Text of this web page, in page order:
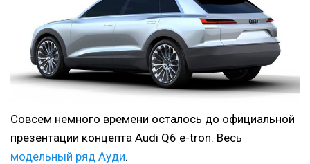
Совсем немного времени осталось до официальной
презентации концепта Audi Q6 e-tron. Весь
модельный ряд Ауди.